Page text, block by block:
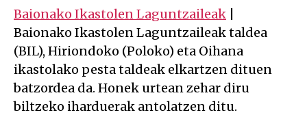
Baionako Ikastolen Laguntzaileak
Baionako Ikastolen Laguntzaileak taldea
(BIL), Hiriondoko (Poloko) eta Oihana
ikastolako pesta taldeak elkartzen dituen
batzordea da. Honek urtean zehar diru
biltzeko iharduerak antolatzen ditu.